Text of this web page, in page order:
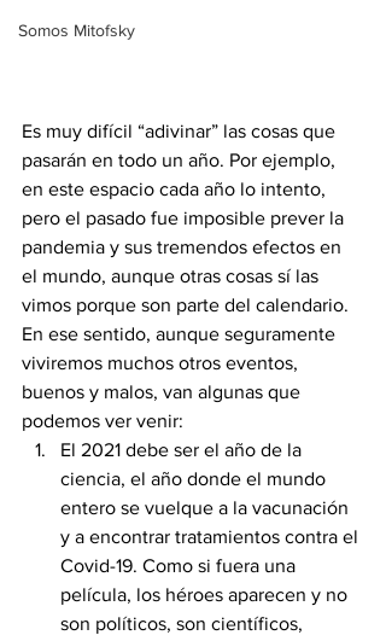
Somos Mitofsky
Es muy difícil “adivinar” las cosas que
pasarán en todo un año. Por ejemplo,
en este espacio cada año lo intento,
pero el pasado fue imposible prever la
pandemia y sus tremendos efectos en
el mundo, aunque otras cosas sí las
vimos porque son parte del calendario.
En ese sentido, aunque seguramente
viviremos muchos otros eventos,
buenos y malos, van algunas que
podemos ver venir:
El 2021 debe ser el año de la
ciencia, el año donde el mundo
entero se vuelque a la vacunación
y a encontrar tratamientos contra el
Covid-19. Como si fuera una
película, los héroes aparecen y no
son políticos, son científicos,